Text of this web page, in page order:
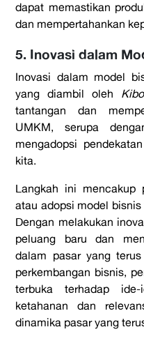
dapat memastikan
dan mempertahankan
5. Inovasi dalam
Inovasi dalam model
yang diambil oleh
tantangan dan
UMKM, serupa
mengadopsi
kita.
Langkah ini mencakup
atau adopsi model
Dengan melakukan
peluang baru dan
dalam pasar yang
perkembangan bisnis,
terbuka terhadap
ketahanan dan
dinamika pasar yang